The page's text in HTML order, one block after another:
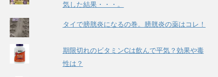
気した結果・・・。
タイで膀胱炎になるの巻。膀胱炎の薬はコレ！
期限切れのビタミンCは飲んで平気？効果や毒
性は？